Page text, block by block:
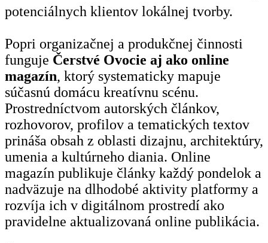
potenciálnych klientov lokálnej tvorby.
Popri organizačnej a produkčnej činnosti
funguje Čerstvé Ovocie aj ako online
magazín, ktorý systematicky mapuje
súčasnú domácu kreatívnu scénu.
Prostredníctvom autorských článkov,
rozhovorov, profilov a tematických textov
prináša obsah z oblasti dizajnu, architektúry,
umenia a kultúrneho diania. Online
magazín publikuje články každý pondelok a
nadväzuje na dlhodobé aktivity platformy a
rozvíja ich v digitálnom prostredí ako
pravidelne aktualizovaná online publikácia.